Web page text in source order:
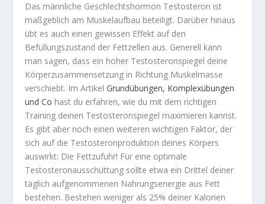
Das männliche Geschlechtshormon Testosteron ist
maßgeblich am Muskelaufbau beteiligt. Darüber hinaus
übt es auch einen gewissen Effekt auf den
Befüllungszustand der Fettzellen aus. Generell kann
man sagen, dass ein hoher Testosteronspiegel deine
Körperzusammensetzung in Richtung Muskelmasse
verschiebt. Im ArtikelGrundübungen, Komplexübungen
und Co hast du erfahren, wie du mit dem richtigen
Training deinen Testosteronspiegel maximieren kannst.
Es gibt aber noch einen weiteren wichtigen Faktor, der
sich auf die Testosteronproduktion deines Körpers
auswirkt: Die Fettzufuhr! Für eine optimale
Testosteronausschüttung sollte etwa ein Drittel deiner
täglich aufgenommenen Nahrungsenergie aus Fett
bestehen. Bestehen weniger als 25% deiner Kalorien